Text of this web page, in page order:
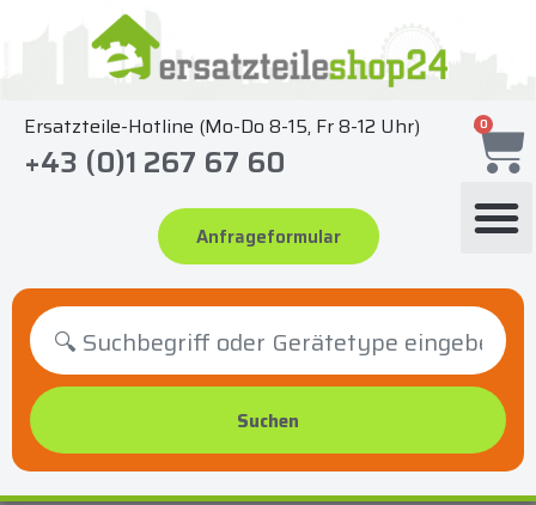
springen
Ersatzteile-Hotline (Mo-Do 8-15, Fr 8-12 Uhr)
+43 (0)1 267 67 60
Anfrageformular
0